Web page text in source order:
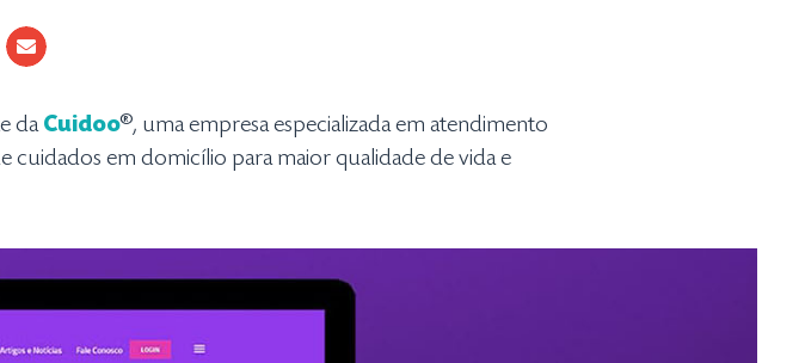
daCuidoo®, uma empresa especializada em atendimento
cuidados em domicílio para maior qualidade de vida e